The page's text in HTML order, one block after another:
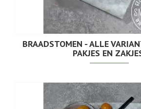
BRAADSTOMEN - ALLE
PAKJES EN